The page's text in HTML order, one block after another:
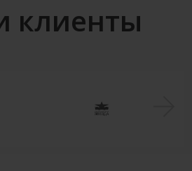
клиенты